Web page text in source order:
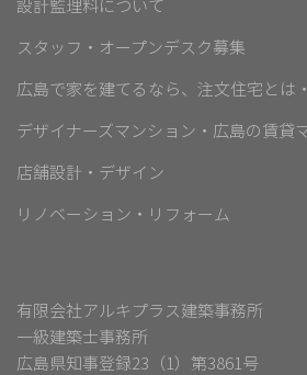
設計監理料について
スタッフ・オープンデスク募集
広島で家を建てるなら、注文住宅とは
デザイナーズマンション・広島の賃貸
店舗設計・デザイン
リノベーション・リフォーム
有限会社アルキプラス建築事務所
一級建築士事務所
広島県知事登録23（1）第3861号